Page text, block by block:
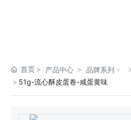
首页 产品中心 品牌系列
51g-流心酥皮蛋卷-咸蛋黄味